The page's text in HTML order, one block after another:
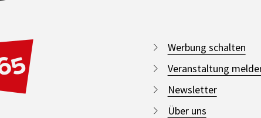
Werbung schalten
Veranstaltung
Newsletter
Über uns